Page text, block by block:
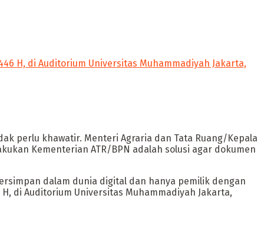
H, di Auditorium Universitas Muhammadiyah Jakarta,
perlu khawatir. Menteri Agraria dan Tata Ruang/Kepala
Kementerian ATR/BPN adalah solusi agar dokumen
dalam dunia digital dan hanya pemilik dengan
di Auditorium Universitas Muhammadiyah Jakarta,